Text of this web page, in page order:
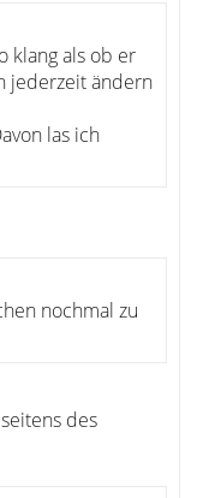
klang als ob er
jederzeit ändern
las ich
nochmal zu
des